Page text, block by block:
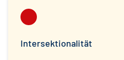
Intersektionalität